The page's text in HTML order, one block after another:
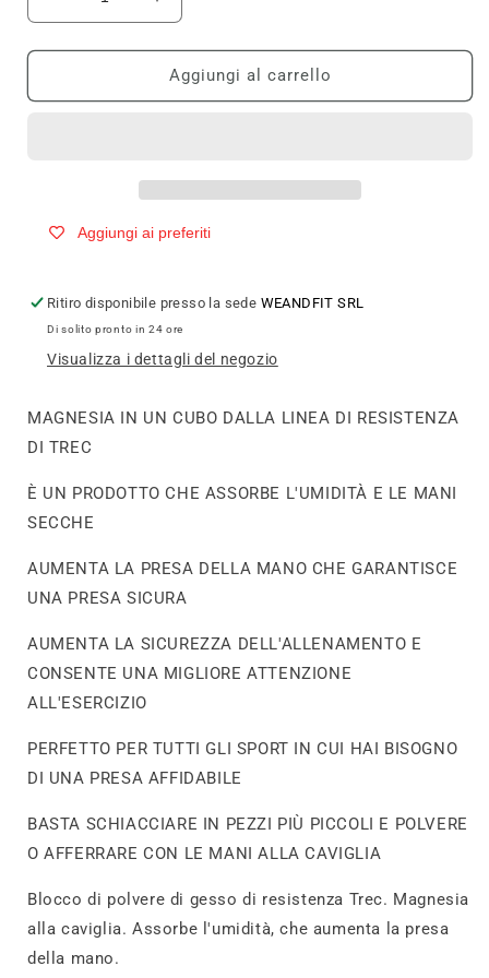
Diminuisci
quantità
per
CHALK
Aumenta
quantità
per
TREC
CHALK
Aggiungi al carrello
Aggiungi ai preferiti
Ritiro disponibile presso la sede WEANDFIT SRL
Di solito pronto in 24 ore
Visualizza i dettagli del negozio
MAGNESIA IN UN CUBO DALLA LINEA DI RESISTENZA
DI TREC
È UN PRODOTTO CHE ASSORBE L'UMIDITÀ E LE MANI
SECCHE
AUMENTA LA PRESA DELLA MANO CHE GARANTISCE
UNA PRESA SICURA
AUMENTA LA SICUREZZA DELL'ALLENAMENTO E
CONSENTE UNA MIGLIORE ATTENZIONE
ALL'ESERCIZIO
PERFETTO PER TUTTI GLI SPORT IN CUI HAI BISOGNO
DI UNA PRESA AFFIDABILE
BASTA SCHIACCIARE IN PEZZI PIÙ PICCOLI E POLVERE
O AFFERRARE CON LE MANI ALLA CAVIGLIA
Blocco di polvere di gesso di resistenza Trec. Magnesia
alla caviglia. Assorbe l'umidità, che aumenta la presa
della mano.